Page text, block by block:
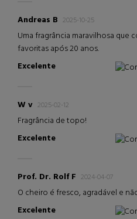
Andreas B 2025-10-25
Uma fragrância maravilhosa que
favoritas após 20 anos.
Excelente
W v 2025-02-12
Fragrância de topo!
Excelente
Prof. Dr. Rolf F 2024-04-07
O cheiro é fresco, agradável e
Excelente